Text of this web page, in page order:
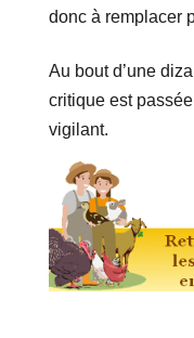
donc à remplacer
Au bout d’une
critique est
vigilant.